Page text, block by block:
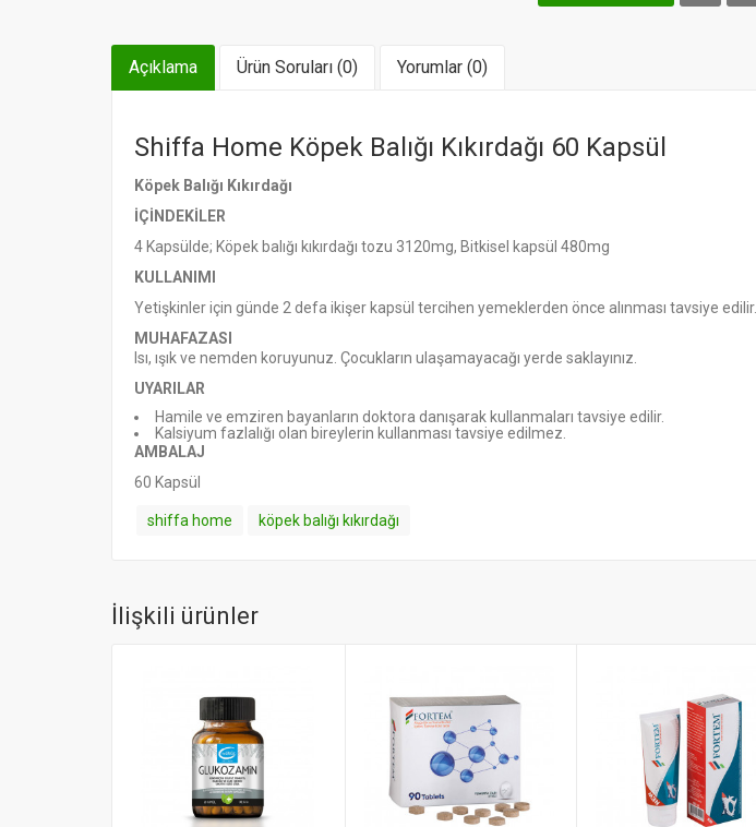
Açıklama Ürün Soruları (0) Yorumlar (0)
Shiffa Home Köpek Balığı Kıkırdağı 60 Kapsül
Köpek Balığı Kıkırdağı
İÇİNDEKİLER
4 Kapsülde; Köpek balığı kıkırdağı tozu 3120mg, Bitkisel kapsül 480mg
KULLANIMI
Yetişkinler için günde 2 defa ikişer kapsül tercihen yemeklerden önce alınması tavsiye edilir.
MUHAFAZASI
Isı, ışık ve nemden koruyunuz. Çocukların ulaşamayacağı yerde saklayınız.
UYARILAR
Hamile ve emziren bayanların doktora danışarak kullanmaları tavsiye edilir.
Kalsiyum fazlalığı olan bireylerin kullanması tavsiye edilmez.
AMBALAJ
60 Kapsül
shiffa home köpek balığı kıkırdağı
İlişkili ürünler